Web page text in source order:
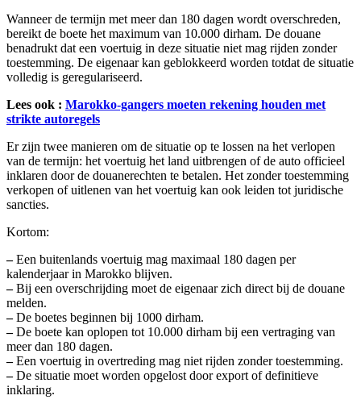
Wanneer de termijn met meer dan 180 dagen wordt overschreden,
bereikt de boete het maximum van 10.000 dirham. De douane
benadrukt dat een voertuig in deze situatie niet mag rijden zonder
toestemming. De eigenaar kan geblokkeerd worden totdat de situatie
volledig is geregulariseerd.
Lees ook : Marokko-gangers moeten rekening houden met
strikte autoregels
Er zijn twee manieren om de situatie op te lossen na het verlopen
van de termijn: het voertuig het land uitbrengen of de auto officieel
inklaren door de douanerechten te betalen. Het zonder toestemming
verkopen of uitlenen van het voertuig kan ook leiden tot juridische
sancties.
Kortom:
–Een buitenlands voertuig mag maximaal 180 dagen per
kalenderjaar in Marokko blijven.
–Bij een overschrijding moet de eigenaar zich direct bij de douane
melden.
–De boetes beginnen bij 1000 dirham.
–De boete kan oplopen tot 10.000 dirham bij een vertraging van
meer dan 180 dagen.
–Een voertuig in overtreding mag niet rijden zonder toestemming.
–De situatie moet worden opgelost door export of definitieve
inklaring.